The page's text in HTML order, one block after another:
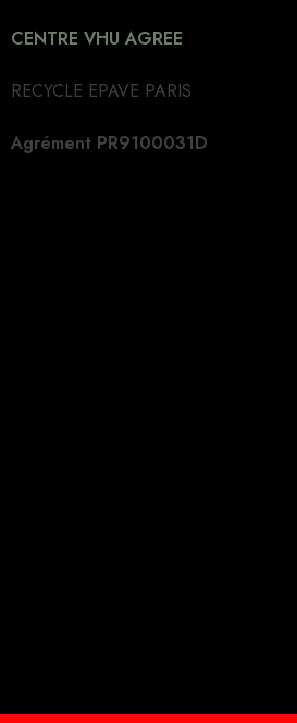
CENTRE VHU AGREE
RECYCLE EPAVE PARIS
Agrément PR9100031D